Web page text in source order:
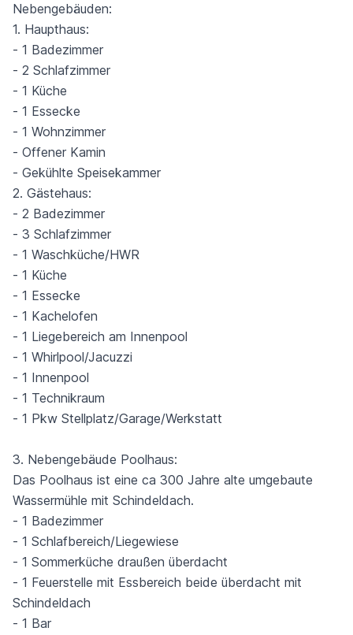
Nebengebäuden:
1. Haupthaus:
- 1 Badezimmer
- 2 Schlafzimmer
- 1 Küche
- 1 Essecke
- 1 Wohnzimmer
- Offener Kamin
- Gekühlte Speisekammer
2. Gästehaus:
- 2 Badezimmer
- 3 Schlafzimmer
- 1 Waschküche/HWR
- 1 Küche
- 1 Essecke
- 1 Kachelofen
- 1 Liegebereich am Innenpool
- 1 Whirlpool/Jacuzzi
- 1 Innenpool
- 1 Technikraum
- 1 Pkw Stellplatz/Garage/Werkstatt
3. Nebengebäude Poolhaus:
Das Poolhaus ist eine ca 300 Jahre alte umgebaute
Wassermühle mit Schindeldach.
- 1 Badezimmer
- 1 Schlafbereich/Liegewiese
- 1 Sommerküche draußen überdacht
- 1 Feuerstelle mit Essbereich beide überdacht mit
Schindeldach
- 1 Bar